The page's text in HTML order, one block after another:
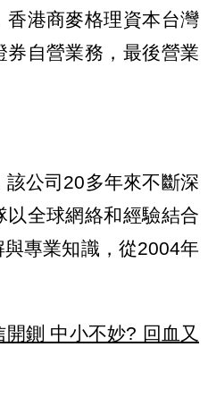
香港商麥格理資本台灣
自營業務，最後營業
公司20多年來不斷深
全球網絡和經驗結合
專業知識，從2004年
鍘 中小不妙? 回血又